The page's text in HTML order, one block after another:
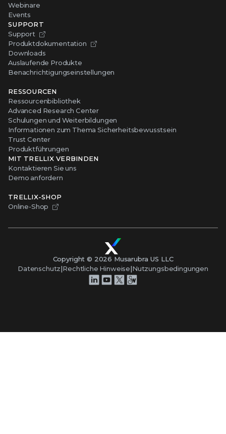
Webinare
Events
SUPPORT
Support
Produktdokumentation
Downloads
Auslaufende Produkte
Benachrichtigungseinstellungen
RESSOURCEN
Ressourcenbibliothek
Advanced Research Center
Schulungen und Weiterbildungen
Informationen zum Thema Sicherheitsbewusstsein
Trust Center
Produktführungen
MIT TRELLIX VERBINDEN
Kontaktieren Sie uns
Demo anfordern
TRELLIX-SHOP
Online-Shop
Copyright © 2026 Musarubra US LLC
Datenschutz|Rechtliche Hinweise|Nutzungsbedingungen